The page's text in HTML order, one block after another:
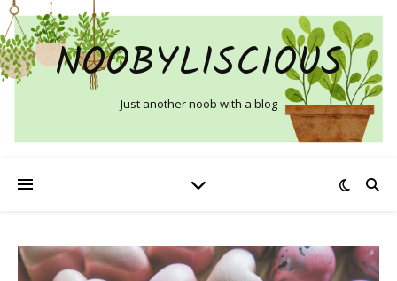
NOOBYLISCIOUS
Just another noob with a blog